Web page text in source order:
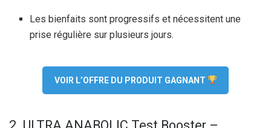
Les bienfaits sont progressifs et nécessitent une
prise régulière sur plusieurs jours.
VOIR L’OFFRE DU PRODUIT GAGNANT